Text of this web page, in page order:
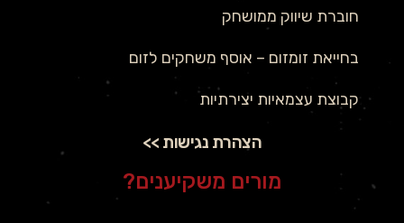
חוברת שיווק ממושחק
בחייאת זומזום – אוסף משחקים לזום
קבוצת עצמאיות יצירתיות
הצהרת נגישות >>
מורים משקיענים?